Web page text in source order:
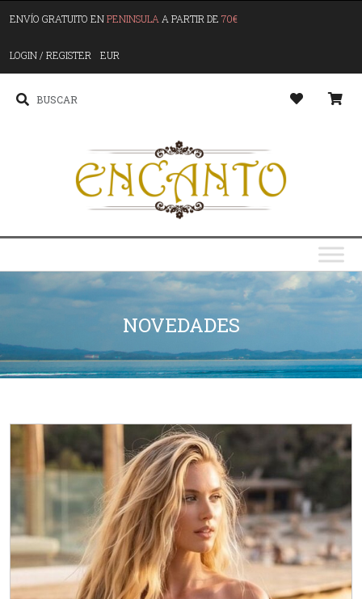
ENVÍO GRATUITO ENPENINSULA A PARTIR DE 70€
LOGIN / REGISTER EUR
NOVEDADES